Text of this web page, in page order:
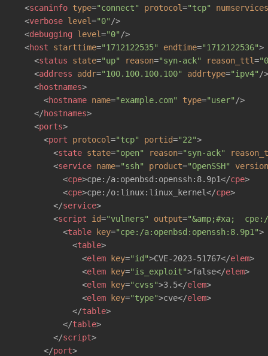
<scaninfo type="connect" protocol="tcp"
numservices
<verbose level="0" />
<debugging level="0" />
<host starttime="1712122535" endtime="1712122536">
<status state="up" reason="syn-ack" reason_ttl=
<address addr="100.100.100.100" addrtype="ipv4" />
<hostnames>
<hostname name="example.com" type="user" />
</hostnames>
<ports>
<port protocol="tcp" portid="22">
<state state="open" reason="syn-ack"
<service name="ssh" product="OpenSSH"
version
<cpe>cpe:/a:openbsd:openssh:8.9p1</cpe>
<cpe>cpe:/o:linux:linux_kernel</cpe>
</service>
<script id="vulners" output="&amp;#xa;
<table key="cpe:/a:openbsd:openssh:8.9p1">
<table>
<elem key="id">CVE-2023-51767</elem>
<elem key="is_exploit">false</elem>
<elem key="cvss">3.5</elem>
<elem key="type">cve</elem>
</table>
</table>
</script>
</port>